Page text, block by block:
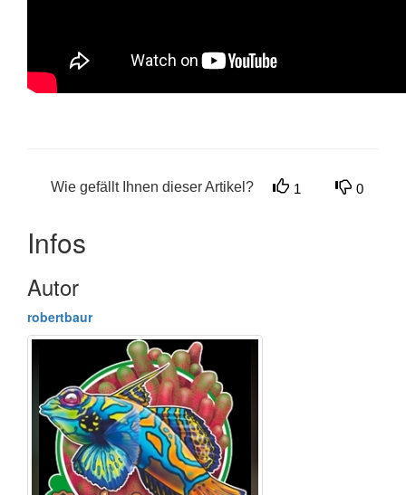
Wie gefällt Ihnen dieser Artikel? 1 0
Infos
Autor
robertbaur